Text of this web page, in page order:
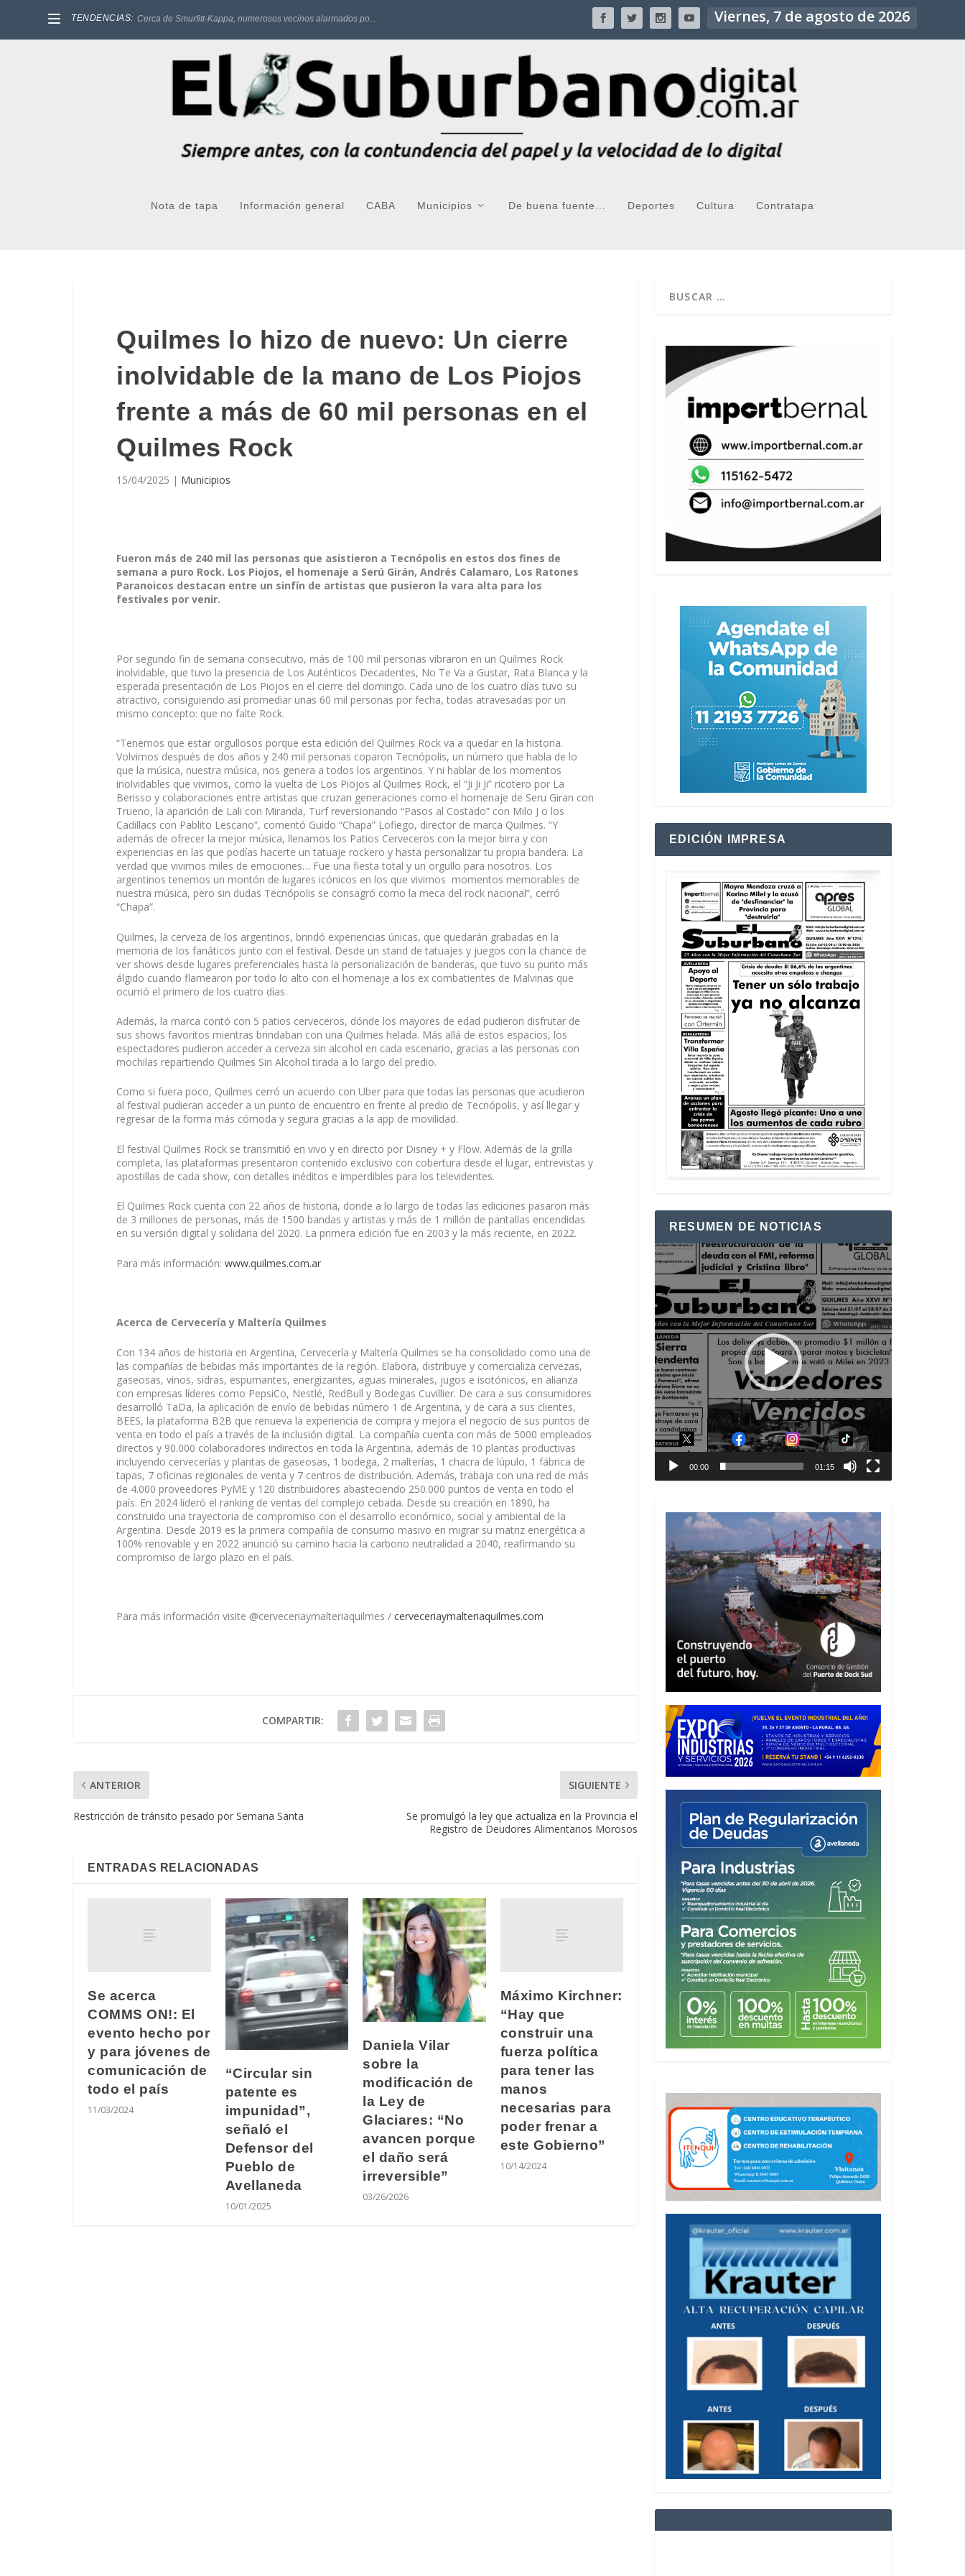
TENDENCIAS: Cerca de Smurfitt-Kappa, numerosos vecinos alarmados po... Viernes, 7 de agosto de 2026
Nota de tapa Información general CABA Municipios De buena fuente... Deportes Cultura Contratapa
Quilmes lo hizo de nuevo: Un cierre
inolvidable de la mano de Los Piojos
frente a más de 60 mil personas en el
Quilmes Rock
15/04/2025 | Municipios
Fueron más de 240 mil las personas que asistieron a Tecnópolis en estos dos fines de
semana a puro Rock. Los Piojos, el homenaje a Serú Girán, Andrés Calamaro, Los Ratones
Paranoicos destacan entre un sinfín de artistas que pusieron la vara alta para los
festivales por venir.
Por segundo fin de semana consecutivo, más de 100 mil personas vibraron en un Quilmes Rock
inolvidable, que tuvo la presencia de Los Auténticos Decadentes, No Te Va a Gustar, Rata Blanca y la
esperada presentación de Los Piojos en el cierre del domingo. Cada uno de los cuatro días tuvo su
atractivo, consiguiendo así promediar unas 60 mil personas por fecha, todas atravesadas por un
mismo concepto: que no falte Rock.
“Tenemos que estar orgullosos porque esta edición del Quilmes Rock va a quedar en la historia.
Volvimos después de dos años y 240 mil personas coparon Tecnópolis, un número que habla de lo
que la música, nuestra música, nos genera a todos los argentinos. Y ni hablar de los momentos
inolvidables que vivimos, como la vuelta de Los Piojos al Quilmes Rock, el “Ji Ji Ji” ricotero por La
Berisso y colaboraciones entre artistas que cruzan generaciones como el homenaje de Seru Giran con
Trueno, la aparición de Lali con Miranda, Turf reversionando “Pasos al Costado” con Milo J o los
Cadillacs con Pablito Lescano”, comentó Guido “Chapa” Lofiego, director de marca Quilmes. “Y
además de ofrecer la mejor música, llenamos los Patios Cerveceros con la mejor birra y con
experiencias en las que podías hacerte un tatuaje rockero y hasta personalizar tu propia bandera. La
verdad que vivimos miles de emociones… Fue una fiesta total y un orgullo para nosotros. Los
argentinos tenemos un montón de lugares icónicos en los que vivimos momentos memorables de
nuestra música, pero sin dudas Tecnópolis se consagró como la meca del rock nacional”, cerró
“Chapa”.
Quilmes, la cerveza de los argentinos, brindó experiencias únicas, que quedarán grabadas en la
memoria de los fanáticos junto con el festival. Desde un stand de tatuajes y juegos con la chance de
ver shows desde lugares preferenciales hasta la personalización de banderas, que tuvo su punto más
álgido cuando flamearon por todo lo alto con el homenaje a los ex combatientes de Malvinas que
ocurrió el primero de los cuatro días.
Además, la marca contó con 5 patios cerveceros, dónde los mayores de edad pudieron disfrutar de
sus shows favoritos mientras brindaban con una Quilmes helada. Más allá de estos espacios, los
espectadores pudieron acceder a cerveza sin alcohol en cada escenario, gracias a las personas con
mochilas repartiendo Quilmes Sin Alcohol tirada a lo largo del predio.
Como si fuera poco, Quilmes cerró un acuerdo con Uber para que todas las personas que acudieron
al festival pudieran acceder a un punto de encuentro en frente al predio de Tecnópolis, y así llegar y
regresar de la forma más cómoda y segura gracias a la app de movilidad.
El festival Quilmes Rock se transmitió en vivo y en directo por Disney + y Flow. Además de la grilla
completa, las plataformas presentaron contenido exclusivo con cobertura desde el lugar, entrevistas y
apostillas de cada show, con detalles inéditos e imperdibles para los televidentes.
El Quilmes Rock cuenta con 22 años de historia, donde a lo largo de todas las ediciones pasaron más
de 3 millones de personas, más de 1500 bandas y artistas y más de 1 millón de pantallas encendidas
en su versión digital y solidaria del 2020. La primera edición fue en 2003 y la más reciente, en 2022.
Para más información: www.quilmes.com.ar
Acerca de Cervecería y Maltería Quilmes
Con 134 años de historia en Argentina, Cervecería y Maltería Quilmes se ha consolidado como una de
las compañías de bebidas más importantes de la región. Elabora, distribuye y comercializa cervezas,
gaseosas, vinos, sidras, espumantes, energizantes, aguas minerales, jugos e isotónicos, en alianza
con empresas líderes como PepsiCo, Nestlé, RedBull y Bodegas Cuvillier. De cara a sus consumidores
desarrolló TaDa, la aplicación de envío de bebidas número 1 de Argentina, y de cara a sus clientes,
BEES, la plataforma B2B que renueva la experiencia de compra y mejora el negocio de sus puntos de
venta en todo el país a través de la inclusión digital. La compañía cuenta con más de 5000 empleados
directos y 90.000 colaboradores indirectos en toda la Argentina, además de 10 plantas productivas
incluyendo cervecerías y plantas de gaseosas, 1 bodega, 2 malterías, 1 chacra de lúpulo, 1 fábrica de
tapas, 7 oficinas regionales de venta y 7 centros de distribución. Además, trabaja con una red de más
de 4.000 proveedores PyME y 120 distribuidores abasteciendo 250.000 puntos de venta en todo el
país. En 2024 lideró el ranking de ventas del complejo cebada. Desde su creación en 1890, ha
construido una trayectoria de compromiso con el desarrollo económico, social y ambiental de la
Argentina. Desde 2019 es la primera compañía de consumo masivo en migrar su matriz energética a
100% renovable y en 2022 anunció su camino hacia la carbono neutralidad a 2040, reafirmando su
compromiso de largo plazo en el país.
Para más información visite @cerveceriaymalteriaquilmes / cerveceriaymalteriaquilmes.com
COMPARTIR:
ANTERIOR
Restricción de tránsito pesado por Semana Santa
SIGUIENTE
Se promulgó la ley que actualiza en la Provincia el
Registro de Deudores Alimentarios Morosos
ENTRADAS RELACIONADAS
Se acerca
COMMS ON!: El
evento hecho por
y para jóvenes de
comunicación de
todo el país
11/03/2024
“Circular sin
patente es
impunidad”,
señaló el
Defensor del
Pueblo de
Avellaneda
10/01/2025
Daniela Vilar
sobre la
modificación de
la Ley de
Glaciares: “No
avancen porque
el daño será
irreversible”
03/26/2026
Máximo Kirchner:
“Hay que
construir una
fuerza política
para tener las
manos
necesarias para
poder frenar a
este Gobierno”
10/14/2024
EDICIÓN IMPRESA
RESUMEN DE NOTICIAS
Reproductor
de
vídeo
00:00 01:15